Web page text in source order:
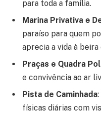
para toda a família.
Marina Privativa e
paraíso para quem
aprecia a vida à beira
Praças e Quadra
e convivência ao ar
Pista de Caminhada
físicas diárias com